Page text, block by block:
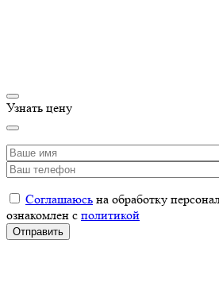
Узнать цену
Соглашаюсь на обработку
ознакомлен с политикой